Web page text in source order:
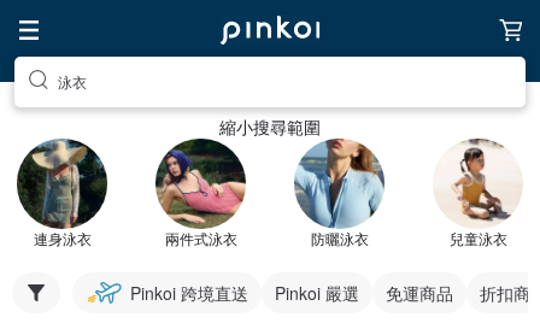
泳衣
縮小搜尋範圍
連身泳衣 兩件式泳衣 防曬泳衣 兒童泳衣
Pinkoi 跨境直送 Pinkoi 嚴選 免運商品 折扣商